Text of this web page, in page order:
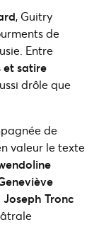
, Guitry
de
Entre
et satire
drôle que
de
valeur le texte
Tronc